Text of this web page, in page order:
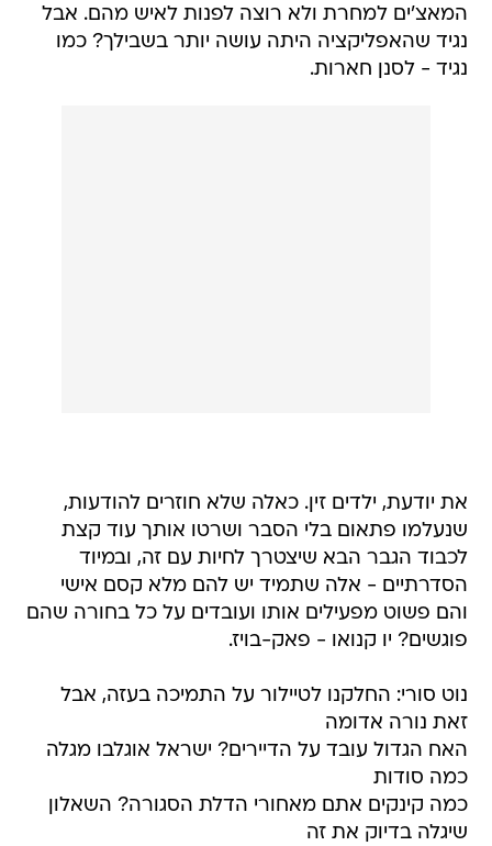
המאצ'ים למחרת ולא רוצה לפנות לאיש מהם. אבל
נגיד שהאפליקציה היתה עושה יותר בשבילך? כמו
נגיד - לסנן חארות.
את יודעת, ילדים זין. כאלה שלא חוזרים להודעות,
שנעלמו פתאום בלי הסבר ושרטו אותך עוד קצת
לכבוד הגבר הבא שיצטרך לחיות עם זה, ובמיוד
הסדרתיים - אלה שתמיד יש להם מלא קסם אישי
והם פשוט מפעילים אותו ועובדים על כל בחורה שהם
פוגשים? יו קנואו - פאק-בויז.
נוט סורי: החלקנו לטיילור על התמיכה בעזה, אבל
זאת נורה אדומה
האח הגדול עובד על הדיירים? ישראל אוגלבו מגלה
כמה סודות
כמה קינקים אתם מאחורי הדלת הסגורה? השאלון
שיגלה בדיוק את זה